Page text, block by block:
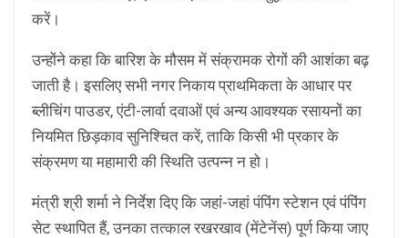
करें।
उन्होंने कहा कि बारिश के मौसम में संक्रामक रोगों की आशंका बढ़
जाती है। इसलिए सभी नगर निकाय प्राथमिकता के आधार पर
ब्लीचिंग पाउडर, एंटी-लार्वा दवाओं एवं अन्य आवश्यक रसायनों का
नियमित छिड़काव सुनिश्चित करें, ताकि किसी भी प्रकार के
संक्रमण या महामारी की स्थिति उत्पन्न न हो।
मंत्री श्री शर्मा ने निर्देश दिए कि जहां-जहां पंपिंग स्टेशन एवं पंपिंग
सेट स्थापित हैं, उनका तत्काल रखरखाव (मेंटेनेंस) पूर्ण किया जाए